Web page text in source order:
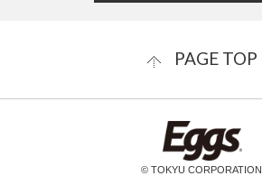
PAGE TOP
© TOKYU CORPORATION.